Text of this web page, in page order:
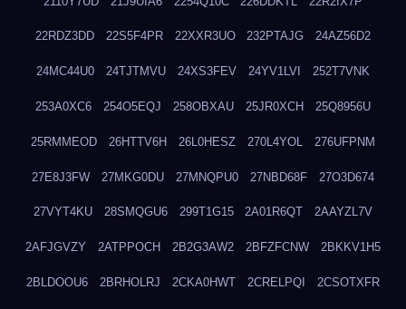
22RDZ3DD 22S5F4PR 22XXR3UO 232PTAJG 24AZ56D2
24MC44U0 24TJTMVU 24XS3FEV 24YV1LVI 252T7VNK
253A0XC6 254O5EQJ 258OBXAU 25JR0XCH 25Q8956U
25RMMEOD 26HTTV6H 26L0HESZ 270L4YOL 276UFPNM
27E8J3FW 27MKG0DU 27MNQPU0 27NBD68F 27O3D674
27VYT4KU 28SMQGU6 299T1G15 2A01R6QT 2AAYZL7V
2AFJGVZY 2ATPPOCH 2B2G3AW2 2BFZFCNW 2BKKV1H5
2BLDOOU6 2BRHOLRJ 2CKA0HWT 2CRELPQI 2CSOTXFR